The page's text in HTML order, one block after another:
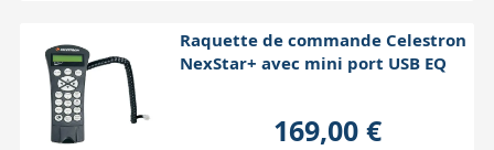
Raquette de commande Celestron
NexStar+ avec mini port USB EQ
169,00 €